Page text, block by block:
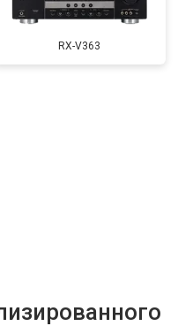
RX-V363